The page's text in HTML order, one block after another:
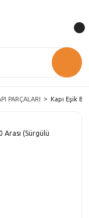
PARÇALARI Kapı Eşik